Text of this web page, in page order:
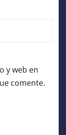
y web en
comente.